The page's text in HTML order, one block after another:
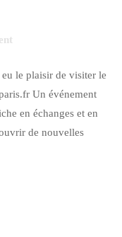
le plaisir de visiter le
Un événement
en échanges et en
de nouvelles